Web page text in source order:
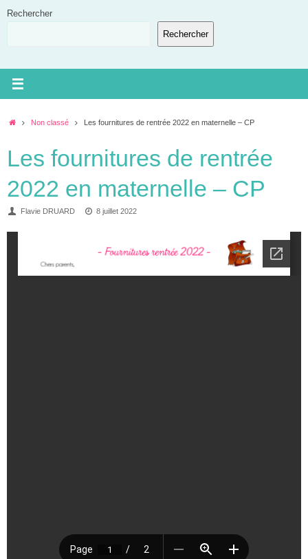
Rechercher
Rechercher
AccueilNon classé Les fournitures de rentrée 2022 en maternelle – CP
Les fournitures de rentrée
2022 en maternelle – CP
Flavie DRUARD 8 juillet 2022